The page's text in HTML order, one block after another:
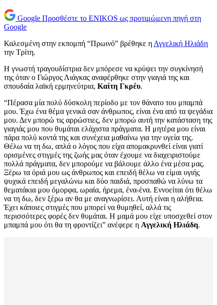
Google Προσθέστε το ENIKOS ως προτιμώμενη πηγή στη
Google
Καλεσμένη στην εκπομπή “Πρωινό” βρέθηκε η Αγγελική Ηλιάδη
την Τρίτη.
Η γνωστή τραγουδίστρια δεν μπόρεσε να κρύψει την συγκίνησή
της όταν ο Γιώργος Λιάγκας αναφέρθηκε στην γιαγιά της και
σπουδαία λαϊκή ερμηνεύτρια, Καίτη Γκρέυ.
“Πέρασα μία πολύ δύσκολη περίοδο με τον θάνατο του μπαμπά
μου. Έχω ένα θέμα γενικά σαν άνθρωπος, είναι ένα από τα ψεγάδια
μου. Δεν μπορώ τις αρρώστιες, δεν μπορώ αυτή την κατάσταση της
γιαγιάς μου που θυμάται ελάχιστα πράγματα. Η μητέρα μου είναι
πάρα πολύ κοντά της και συνέχεια μαθαίνω για την υγεία της.
Θέλω να τη δω, απλά ο λόγος που είχα απομακρυνθεί είναι γιατί
ορισμένες στιγμές της ζωής μας όταν έχουμε να διαχειριστούμε
πολλά πράγματα, δεν μπορούμε να βάλουμε άλλο ένα μέσα μας.
Ξέρω τα όριά μου ως άνθρωπος και επειδή θέλω να είμαι υγιής
ψυχικά επειδή μεγαλώνω και δύο παιδιά, προσπαθώ να λύνω τα
θεματάκια μου όμορφα, ωραία, ήρεμα, ένα-ένα. Εννοείται ότι θέλω
να τη δω, δεν ξέρω αν θα με αναγνωρίσει. Αυτή είναι η αλήθεια.
Έχει κάποιες στιγμές που μπορεί να θυμηθεί, αλλά τις
περισσότερες φορές δεν θυμάται. Η μαμά μου είχε υποσχεθεί στον
μπαμπά μου ότι θα τη φροντίζει” ανέφερε η Αγγελική Ηλιάδη.